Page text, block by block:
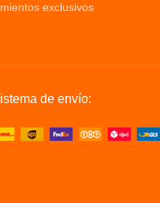
exclusivos
de envío: